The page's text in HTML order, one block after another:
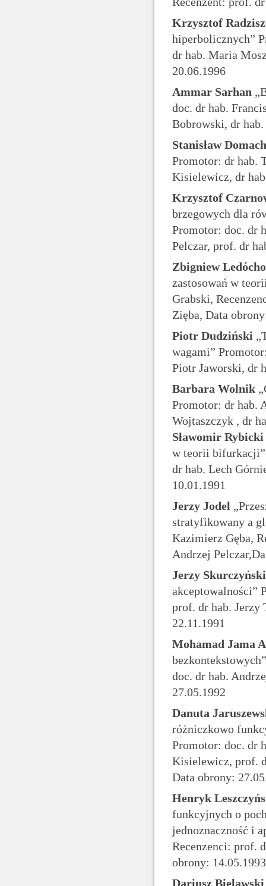
Krzysztof
hiperbolicznych”
dr hab. Maria
20.06.1996
Ammar Sarhan
doc. dr hab.
Bobrowski, dr
Stanisław
Promotor: dr hab.
Kisielewicz, dr
Krzysztof
brzegowych dla
Promotor: doc. dr
Pelczar, prof. dr
Zbigniew
zastosowań w
Grabski,
Zięba, Data
Piotr Dudziński
wagami”
Piotr Jaworski, dr
Barbara Wolnik
Promotor: dr hab.
Wojtaszczyk , dr
Sławomir Rybicki
w teorii bifurkacji”
dr hab. Lech
10.01.1991
Jerzy Jodel
stratyfikowany a
Kazimierz Gęba,
Andrzej
Jerzy Skurczyński
akceptowalności”
prof. dr hab. Jerzy
22.11.1991
Mohamad Jama
doc. dr hab.
27.05.1992
Danuta
różniczkowo
Promotor: doc. dr
Kisielewicz, prof.
Data obrony:
Henryk
funkcyjnych o
jednoznaczność i
Recenzenci: prof.
obrony: 14.05.1993
Dariusz Bielawski